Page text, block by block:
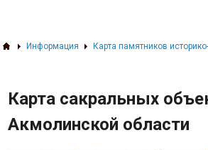
ЗD тур по сакральным объектам
Статьи
Памятники (QR-код)
Информация Карта памятников
Карта сакральных
Акмолинской области